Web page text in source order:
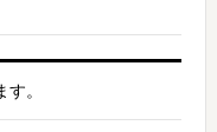
。